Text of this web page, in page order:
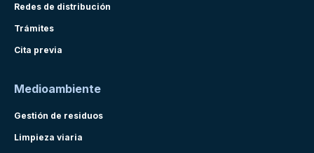
Redes de distribución
Trámites
Cita previa
Medioambiente
Gestión de residuos
Limpieza viaria